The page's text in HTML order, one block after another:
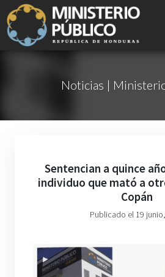
Noticias |
Sentencian a quince
individuo que mató a
Copán
Publicado el 19